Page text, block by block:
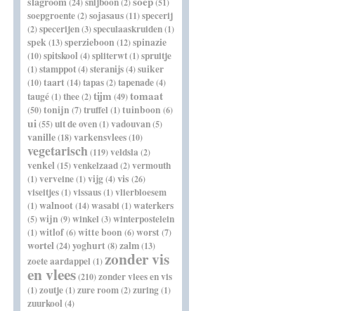
(24) (2) (51)
soepgroente(2)sojasaus(11)specerij
(2)specerijen(3)speculaaskruiden(1)
spek(13)sperzieboon (12)spinazie
(10)spitskool (4)spliterwt(1)spruitje
(1)stamppot(4)steranijs(4)suiker
(10)taart(14)tapas(2)tapenade(4)
taugé(1)thee(2)tijm (49)tomaat
(50)tonijn (7)truffel (1)tuinboon (6)
ui(55)uit de oven(1)vadouvan(5)
vanille(18)varkensvlees(10)
vegetarisch(119)veldsla (2)
venkel(15)venkelzaad(2)vermouth
(1)verveine(1)vijg(4)vis (26)
viseitjes(1)vissaus(1)vlierbloesem
(1)walnoot(14)wasabi (1)waterkers
(5)wijn (9)winkel (3)winterpostelein
(1)witlof(6)witte boon (6)worst (7)
wortel(24)yoghurt (8)zalm(13)
zoete aardappel (1)zonder vis
en vlees(210)zonder vlees en vis
(1)zoutje(1)zure room(2)zuring(1)
zuurkool (4)